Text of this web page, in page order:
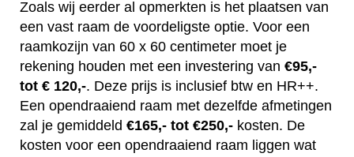
Zoals wij eerder al opmerkten is het plaatsen van
een vast raam de voordeligste optie. Voor een
raamkozijn van 60 x 60 centimeter moet je
rekening houden met een investering van €95,-
tot € 120,-. Deze prijs is inclusief btw en HR++.
Een opendraaiend raam met dezelfde afmetingen
zal je gemiddeld €165,- tot €250,- kosten. De
kosten voor een opendraaiend raam liggen wat